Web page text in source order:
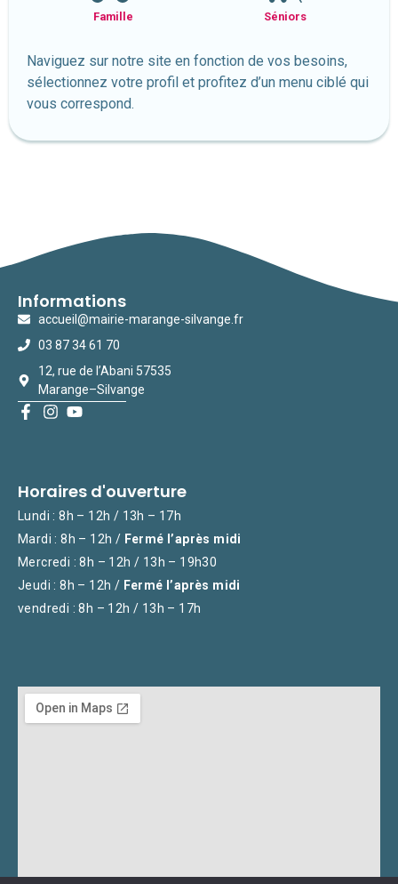
Famille Séniors
Naviguez sur notre site en fonction de vos besoins,
sélectionnez votre profil et profitez d’un menu ciblé qui
vous correspond.
Informations
accueil@mairie-marange-silvange.fr
03 87 34 61 70
12, rue de l’Abani 57535
Marange–Silvange
Horaires d'ouverture
Lundi : 8h – 12h / 13h – 17h
Mardi : 8h – 12h / Fermé l’après midi
Mercredi : 8h – 12h / 13h – 19h30
Jeudi : 8h – 12h / Fermé l’après midi
vendredi : 8h – 12h / 13h – 17h